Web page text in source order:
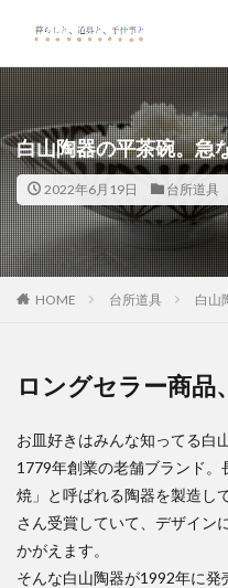
白山陶器の平茶碗。急
2022年6月19日 台所道具
HOME 台所道具 白山
ロングセラー商品
お皿好きはみんな知ってる白
1779年創業の老舗ブランド
焼」と呼ばれる陶器を製造し
さん受賞していて、デザイン
かがえます。
そんな白山陶器が1992年に
カテゴリー